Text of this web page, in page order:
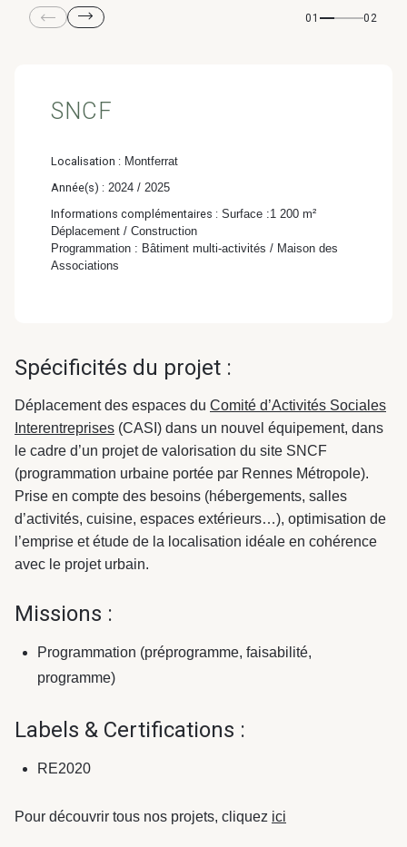
& Transition
Gondwana –
Biodiversité & Génie
Quartier
Pharmaceutique
01 02
SNCF
Localisation : Montferrat
Année(s) : 2024 / 2025
Informations complémentaires : Surface :1 200 m²
Déplacement / Construction
Programmation : Bâtiment multi-activités / Maison des
Associations
Spécificités du projet :
Déplacement des espaces du Comité d’Activités Sociales
Interentreprises (CASI) dans un nouvel équipement, dans
le cadre d’un projet de valorisation du site SNCF
(programmation urbaine portée par Rennes Métropole).
Prise en compte des besoins (hébergements, salles
d’activités, cuisine, espaces extérieurs…), optimisation de
l’emprise et étude de la localisation idéale en cohérence
avec le projet urbain.
Missions :
Programmation (préprogramme, faisabilité,
programme)
Labels & Certifications :
RE2020
Pour découvrir tous nos projets, cliquez ici